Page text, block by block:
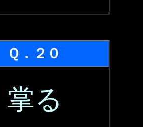
Ｑ．２０
掌る